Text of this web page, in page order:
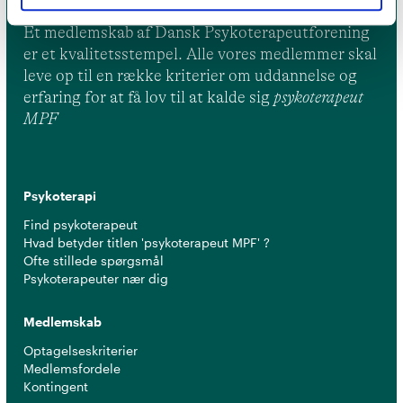
Et medlemskab af Dansk Psykoterapeutforening
er et kvalitetsstempel. Alle vores medlemmer skal
leve op til en række kriterier om uddannelse og
erfaring for at få lov til at kalde sig psykoterapeut
MPF
Psykoterapi
Find psykoterapeut
Hvad betyder titlen 'psykoterapeut MPF' ?
Ofte stillede spørgsmål
Psykoterapeuter nær dig
Medlemskab
Optagelseskriterier
Medlemsfordele
Kontingent